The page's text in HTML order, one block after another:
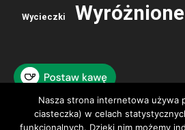
Wycieczki Wyróżnione
Nasza strona internetowa używa
ciasteczka) w celach
funkcjonalnych. Dzięki nim możemy